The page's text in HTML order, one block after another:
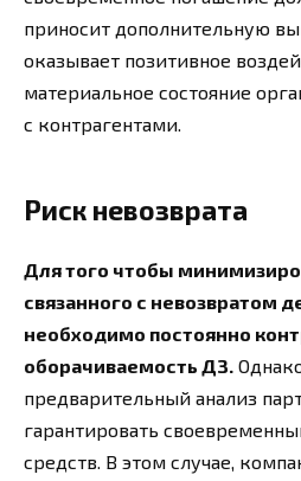
приносит дополнительную
оказывает позитивное
материальное состояние
с контрагентами.
Риск невозврата
Для того чтобы
связанного с невозвратом
необходимо постоянно
оборачиваемость ДЗ.
предварительный анализ
гарантировать
средств. В этом случае,